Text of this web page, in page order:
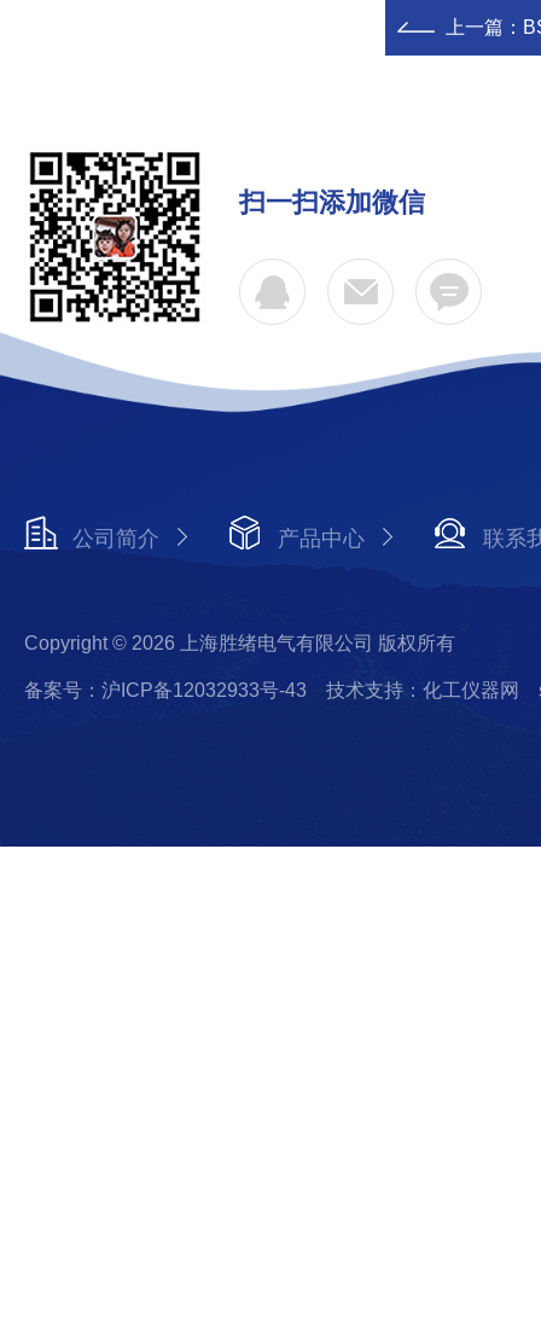
上一篇：
扫一扫添加微信
公司简介 产品中心 联系
Copyright © 2026 上海胜绪电气有限公司 版权所有
备案号：沪ICP备12032933号-43 技术支持：化工仪器网